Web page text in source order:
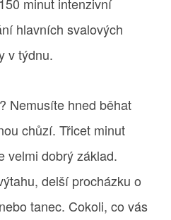
hlavních svalových
v týdnu.
Nemusíte hned běhat
chůzí. Třicet minut
velmi dobrý základ.
delší procházku o
tanec. Cokoli, co vás